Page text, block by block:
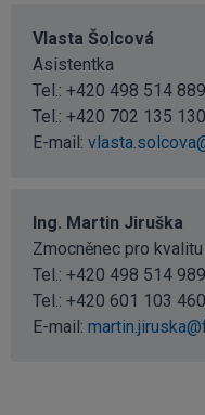
Vlasta Šolcová
Asistentka
Tel.: +420 498 514
Tel.: +420 702 135 130
E-mail:
Ing. Martin Jiruška
Zmocněnec pro kvalitu
Tel.: +420 498 514
Tel.: +420 601 103 460
E-mail: